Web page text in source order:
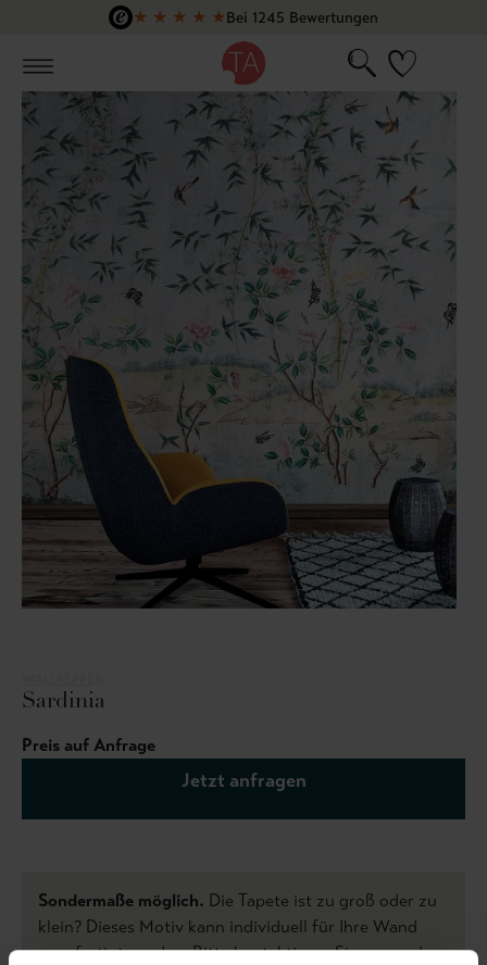
Zum Hauptinhalt springen
★ ★ ★ ★ ★Bei 1245 Bewertungen
Sardinia
Preis auf Anfrage
Jetzt anfragen
Sondermaße möglich. Die Tapete ist zu groß oder zu
klein? Dieses Motiv kann individuell für Ihre Wand
angefertigt werden. Bitte kontaktieren Sie uns und